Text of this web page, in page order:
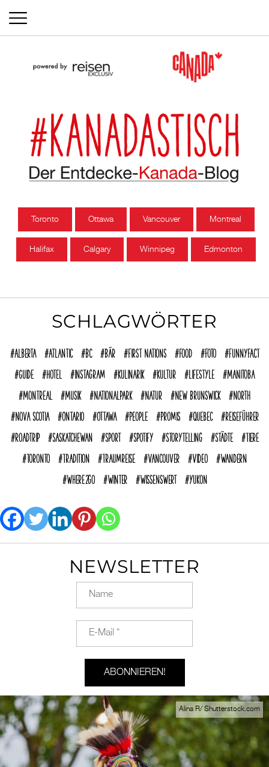
Toronto Ottawa Vancouver Montreal
Halifax Calgary Winnipeg Edmonton
SCHLAGWÖRTER
Alberta Atlantic BC Bär First Nations Food Foto
funnyFACT
Guide
Hotel Instagram Kulinarik Kultur Lifestyle
Manitoba
Montreal
Musik Nationalpark Natur New Brunswick
North
Nova Scotia
Ontario Ottawa People Promis Quebec
reiseführer
Roadtrip
Saskatchewan Sport Spotify Storytelling Städte
Tiere
Toronto
Tradition Traumreise Vancouver Video
Wandern
where2go
Winter Wissenswert Yukon
NEWSLETTER
Alina R/ Shutterstock.com